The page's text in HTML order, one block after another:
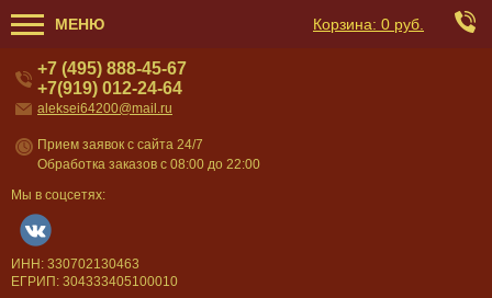
МЕНЮ Корзина: 0 руб.
+7 (495) 888-45-67
+7(919) 012-24-64
aleksei64200@mail.ru
Прием заявок с сайта 24/7
Обработка заказов с 08:00 до 22:00
Мы в соцсетях:
ИНН: 330702130463
ЕГРИП: 304333405100010